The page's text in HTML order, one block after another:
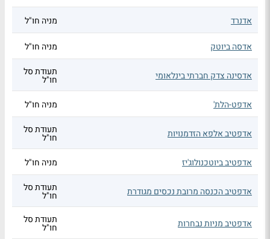
אדנרד מניה חו"ל
אדסה ביוטק מניה חו"ל
אדסינה צדק חברתי בינלאומי תעודת סל
חו"ל
אדפט-הלת'
מניה חו"ל
אדפטיב אלפא הזדמנויות תעודת סל
חו"ל
אדפטיב ביוטכנולוג'יז
מניה חו"ל
אדפטיב הכנסה מרובת נכסים מגודרת תעודת סל
חו"ל
אדפטיב מניות נבחרות תעודת סל
חו"ל